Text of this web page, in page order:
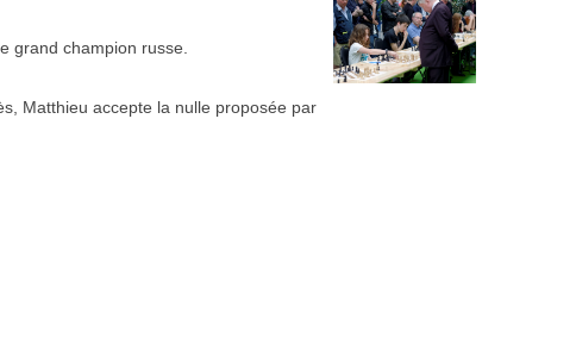
grand champion russe.
Matthieu accepte la nulle proposée par